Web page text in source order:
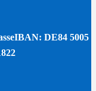
IBAN: DE84 5005